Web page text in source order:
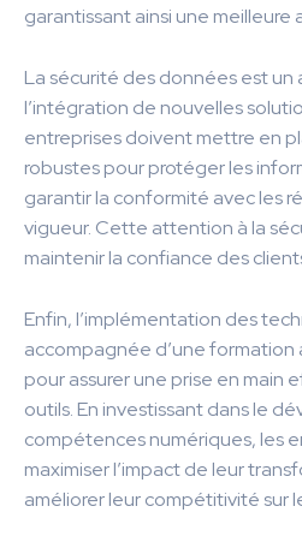
garantissant ainsi une
La sécurité des données est un
l’intégration de nouvelles
entreprises doivent mettre en
robustes pour protéger les
garantir la conformité avec les
vigueur. Cette attention à la
maintenir la confiance des
Enfin, l’implémentation des
accompagnée d’une
pour assurer une prise en main
outils. En investissant dans le
compétences numériques, les
maximiser l’impact de leur
améliorer leur compétitivité sur